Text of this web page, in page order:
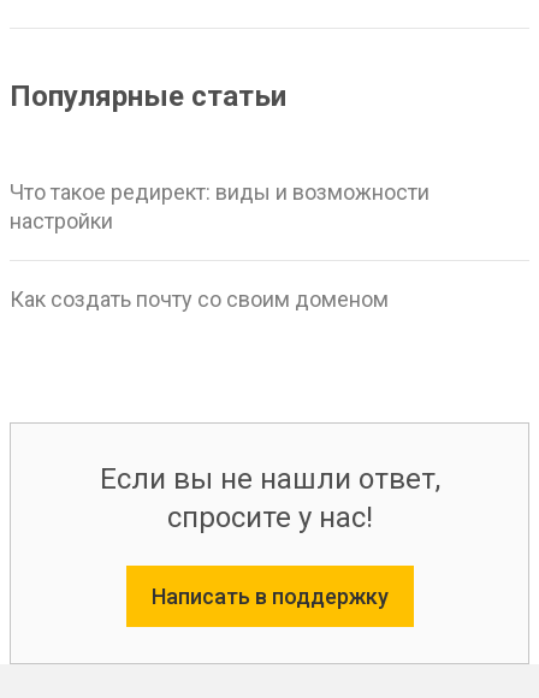
Популярные статьи
Что такое редирект: виды и возможности
настройки
Как создать почту со своим доменом
Если вы не нашли ответ,
спросите у нас!
Написать в поддержку